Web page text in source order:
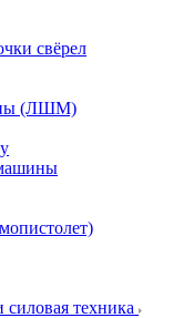
свёрел
(ЛШМ)
силовая техника